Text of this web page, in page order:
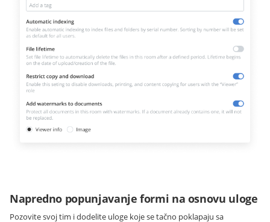
Napredno popunjavanje formi na osnovu uloge
Pozovite svoj tim i dodelite uloge koje se tačno poklapaju sa